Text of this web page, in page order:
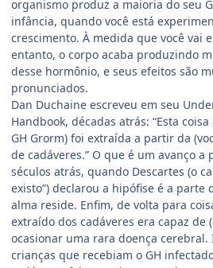
organismo produz a maioria do seu
infância, quando você está
crescimento. À medida que você vai
entanto, o corpo acaba produzindo
desse hormônio, e seus efeitos são
pronunciados.
Dan Duchaine escreveu em seu
Handbook, décadas atrás: “Esta
GH Grorm) foi extraída a partir da
de cadáveres.” O que é um avanço
séculos atrás, quando Descartes (o
existo”) declarou a hipófise é a parte
alma reside. Enfim, de volta para
extraído dos cadáveres era capaz de
ocasionar uma rara doença cerebral.
crianças que recebiam o GH